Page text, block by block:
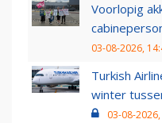
Voorlopig
03-08-2026,
Turkish
winter
03-08-